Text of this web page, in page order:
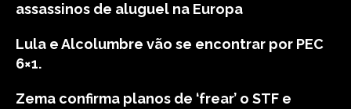
assassinos de aluguel na Europa
Lula e Alcolumbre vão se encontrar por PEC
6×1.
Zema confirma planos de ‘frear’ o STF e